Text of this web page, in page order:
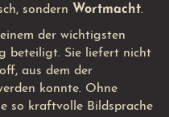
sondern Wortmacht.
der wichtigsten
beteiligt. Sie liefert nicht
aus dem der
konnte. Ohne
so kraftvolle Bildsprache